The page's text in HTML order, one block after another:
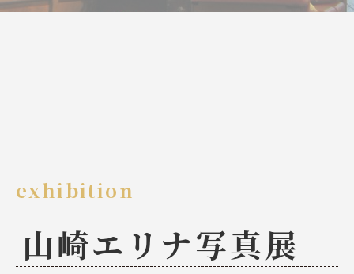
exhibition
山崎エリナ写真展